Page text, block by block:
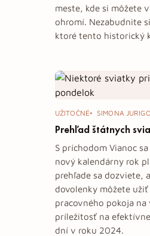
meste, kde si môžete
ohromí. Nezabudnite
ktoré tento historický
UŽITOČNÉ SIMONA
Prehľad štátnych
S príchodom Vianoc
nový kalendárny rok
prehľade sa dozviete,
dovolenky môžete
pracovného pokoja
príležitosť na
dní v roku 2024.